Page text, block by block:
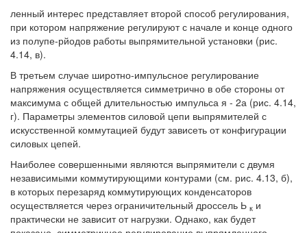
ленный интерес представляет второй способ регулирования,
при котором напряжение регулируют с начале и конце одного
из полупе-рйодов работы выпрямительной установки (рис.
4.14, в).
В третьем случае широтно-импульсное регулирование
напряжения осуществляется симметрично в обе стороны от
максимума с общей длительностью импульса я - 2а (рис. 4.14,
г). Параметры элементов силовой цепи выпрямителей с
искусственной коммутацией будут зависеть от конфигурации
силовых цепей.
Наиболее совершенными являются выпрямители с двумя
независимыми коммутирующими контурами (см. рис. 4.13, б),
в которых перезаряд коммутирующих конденсаторов
осуществляется через ограничительный дроссель Ь к и
практически не зависит от нагрузки. Однако, как будет